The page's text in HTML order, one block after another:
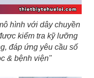
hình với dây chuyền
kiểm tra kỹ lưỡng
đáp ứng yêu cầu số
& bệnh viện"